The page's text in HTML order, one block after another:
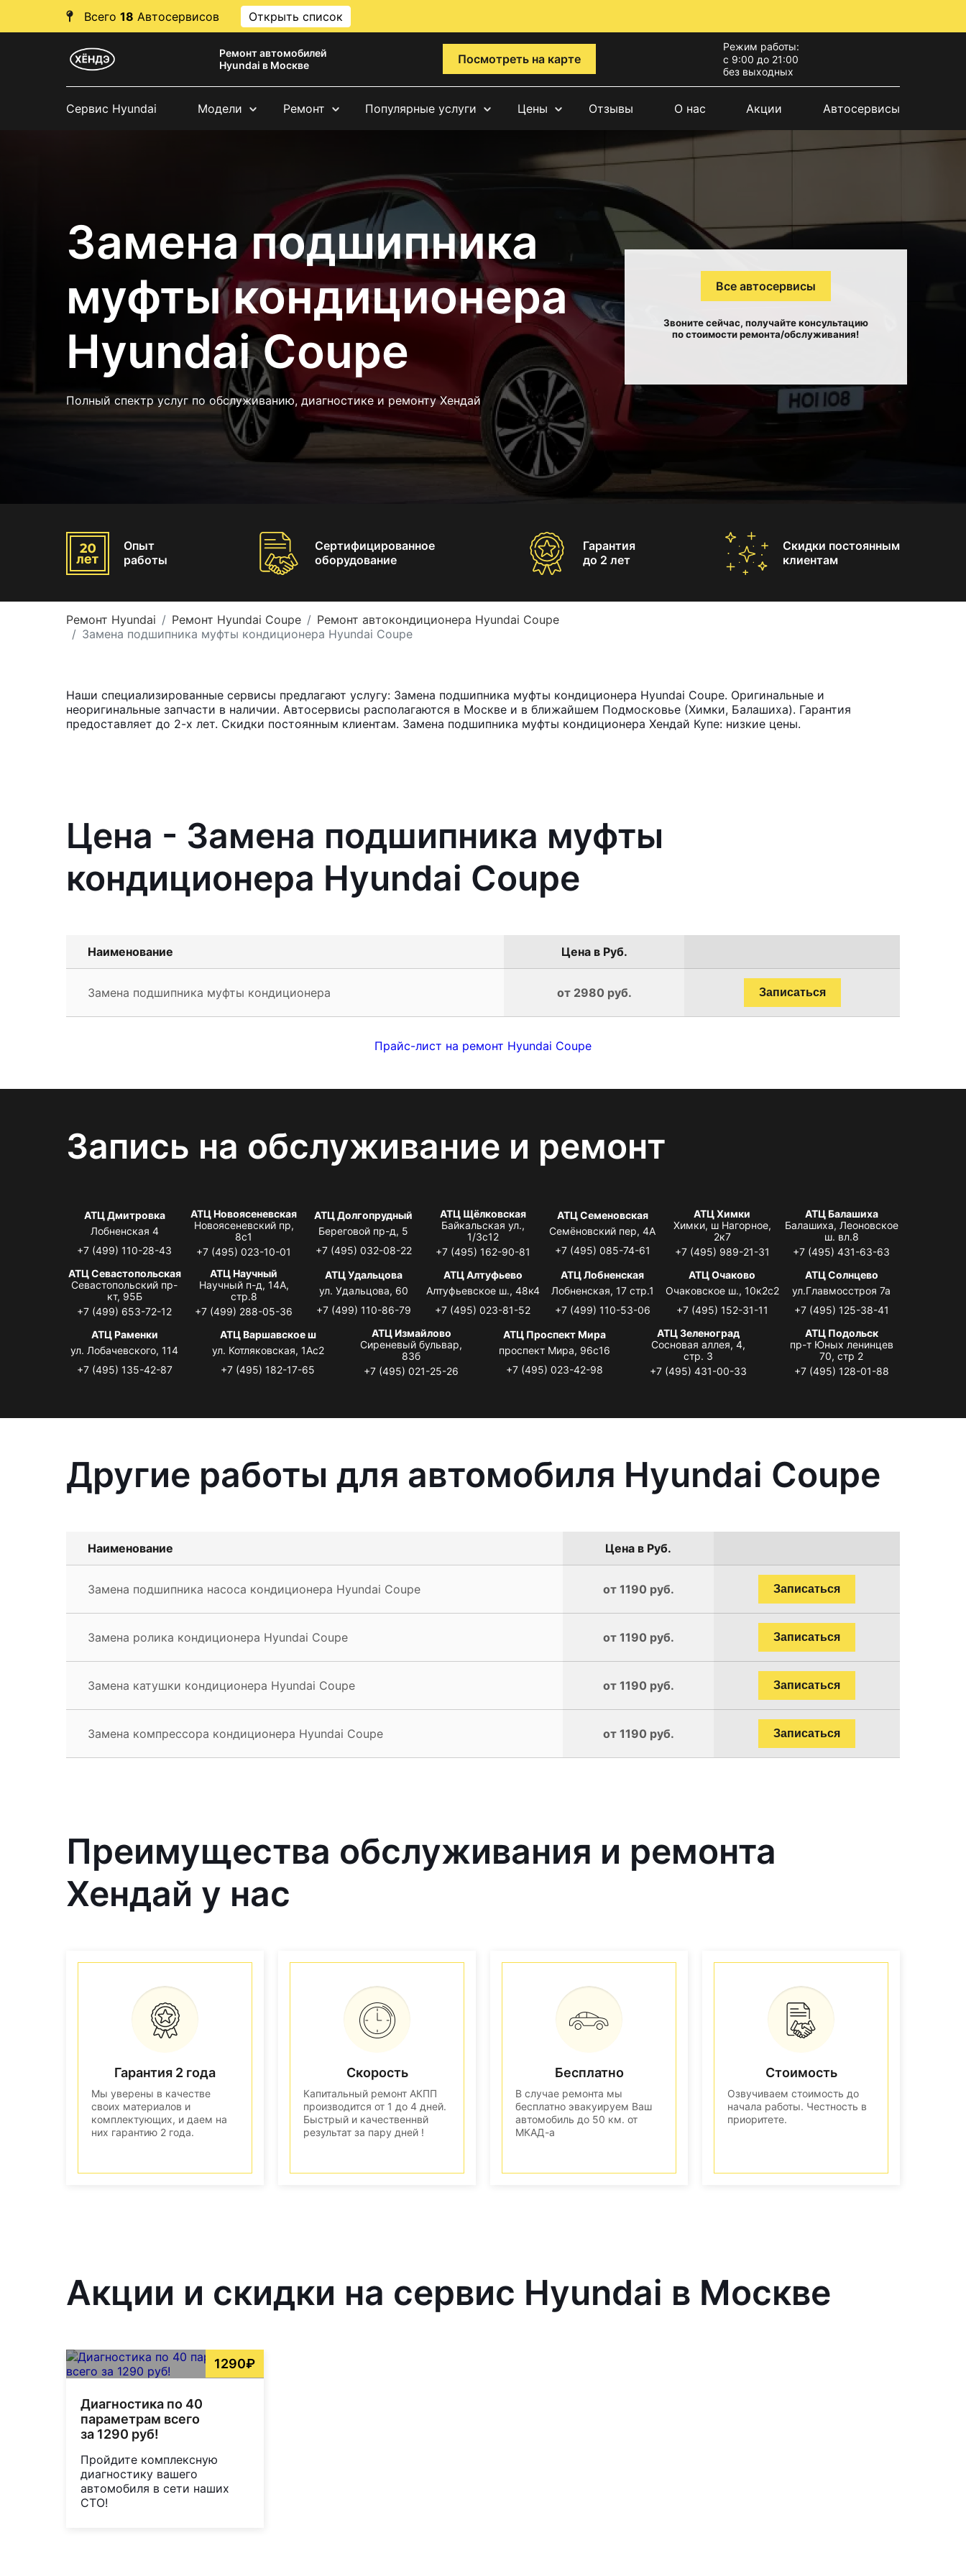
Всего 18 Автосервисов Открыть список
Ремонт автомобилей
Hyundai в Москве
Посмотреть на карте
Режим работы:
с 9:00 до 21:00
без выходных
Сервис Hyundai Модели Ремонт Популярные услуги Цены Отзывы О нас Акции Автосервисы
Замена подшипника
муфты кондиционера
Hyundai Coupe
Полный спектр услуг по обслуживанию, диагностике и ремонту Хендай
Все автосервисы
Звоните сейчас, получайте консультацию
по стоимости ремонта/обслуживания!
Опыт
работы
Сертифицированное
оборудование
Гарантия
до 2 лет
Скидки постоянным
клиентам
Ремонт Hyundai Ремонт Hyundai Coupe
Ремонт автокондиционера Hyundai Coupe
Замена подшипника муфты кондиционера Hyundai Coupe
Наши специализированные сервисы предлагают услугу: Замена подшипника муфты кондиционера Hyundai Coupe. Оригинальные и
неоригинальные запчасти в наличии. Автосервисы располагаются в Москве и в ближайшем Подмосковье (Химки, Балашиха). Гарантия
предоставляет до 2-х лет. Скидки постоянным клиентам. Замена подшипника муфты кондиционера Хендай Купе: низкие цены.
Цена - Замена подшипника муфты
кондиционера Hyundai Coupe
Наименование Цена в Руб.
Замена подшипника муфты кондиционера от 2980 руб. Записаться
Прайс-лист на ремонт Hyundai Coupe
Запись на обслуживание и ремонт
АТЦ Дмитровка
Лобненская 4
+7 (499) 110-28-43
АТЦ Новоясеневская
Новоясеневский пр,
8с1
+7 (495) 023-10-01
АТЦ Долгопрудный
Береговой пр-д, 5
+7 (495) 032-08-22
АТЦ Щёлковская
Байкальская ул.,
1/3с12
+7 (495) 162-90-81
АТЦ Семеновская
Семёновский пер, 4А
+7 (495) 085-74-61
АТЦ Химки
Химки, ш Нагорное,
2к7
+7 (495) 989-21-31
АТЦ Балашиха
Балашиха, Леоновское
ш. вл.8
+7 (495) 431-63-63
АТЦ Севастопольская
Севастопольский пр-
кт, 95Б
+7 (499) 653-72-12
АТЦ Научный
Научный п-д, 14А,
стр.8
+7 (499) 288-05-36
АТЦ Удальцова
ул. Удальцова, 60
+7 (499) 110-86-79
АТЦ Алтуфьево
Алтуфьевское ш., 48к4
+7 (495) 023-81-52
АТЦ Лобненская
Лобненская, 17 стр.1
+7 (499) 110-53-06
АТЦ Очаково
Очаковское ш., 10к2с2
+7 (495) 152-31-11
АТЦ Солнцево
ул.Главмосстроя 7а
+7 (495) 125-38-41
АТЦ Раменки
ул. Лобачевского, 114
+7 (495) 135-42-87
АТЦ Варшавское ш
ул. Котляковская, 1Ас2
+7 (495) 182-17-65
АТЦ Измайлово
Сиреневый бульвар,
83б
+7 (495) 021-25-26
АТЦ Проспект Мира
проспект Мира, 96с16
+7 (495) 023-42-98
АТЦ Зеленоград
Сосновая аллея, 4,
стр. 3
+7 (495) 431-00-33
АТЦ Подольск
пр-т Юных ленинцев
70, стр 2
+7 (495) 128-01-88
Другие работы для автомобиля Hyundai Coupe
Наименование Цена в Руб.
Замена подшипника насоса кондиционера Hyundai Coupe от 1190 руб. Записаться
Замена ролика кондиционера Hyundai Coupe от 1190 руб. Записаться
Замена катушки кондиционера Hyundai Coupe от 1190 руб. Записаться
Замена компрессора кондиционера Hyundai Coupe от 1190 руб. Записаться
Преимущества обслуживания и ремонта
Хендай у нас
Гарантия 2 года
Мы уверены в качестве
своих материалов и
комплектующих, и даем на
них гарантию 2 года.
Скорость
Капитальный ремонт АКПП
производится от 1 до 4 дней.
Быстрый и качественнвй
результат за пару дней !
Бесплатно
В случае ремонта мы
бесплатно эвакуируем Ваш
автомобиль до 50 км. от
МКАД-а
Стоимость
Озвучиваем стоимость до
начала работы. Честность в
приоритете.
Акции и скидки на сервис Hyundai в Москве
1290₽
Диагностика по 40
параметрам всего
за 1290 руб!
Пройдите комплексную
диагностику вашего
автомобиля в сети наших
СТО!